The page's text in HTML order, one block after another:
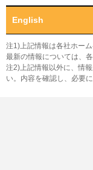
English
注1)上記情報は各社ホー
最新の情報については、
注2)上記情報以外に、情
い。内容を確認し、必要